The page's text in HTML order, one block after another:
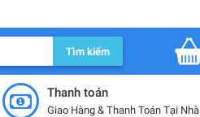
Tìm kiếm
Thanh toán
Giao Hàng & Thanh Toán Tại Nhà